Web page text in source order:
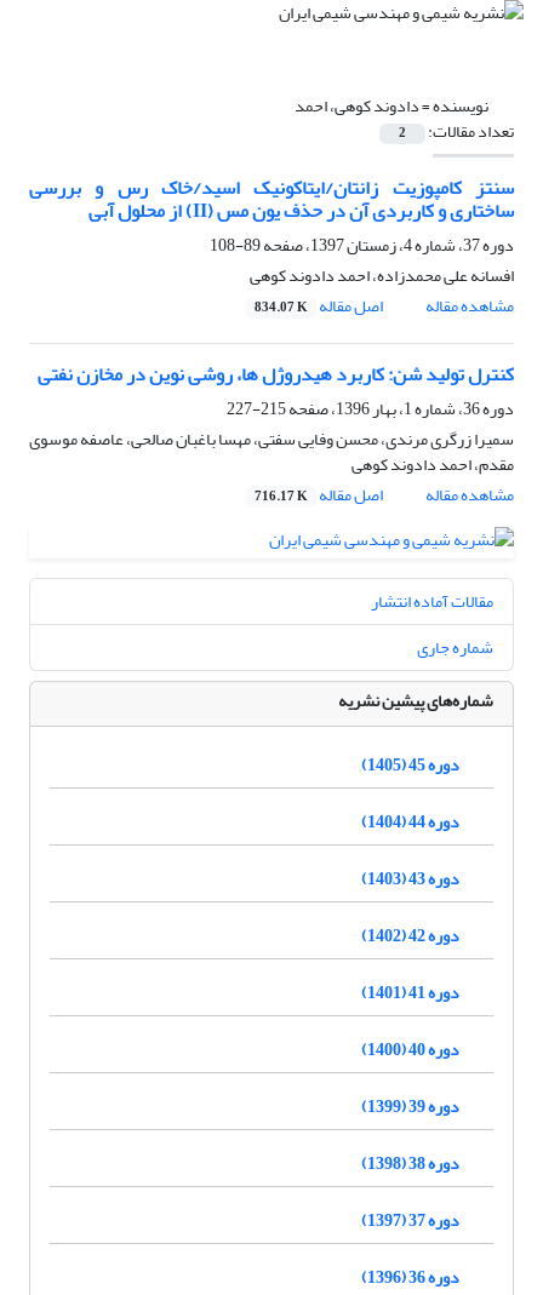
نویسنده =دادوند کوهی، احمد
تعداد مقالات: 2
سنتز کامپوزیت زانتان/ایتاکونیک اسید/خاک رس و بررسی
ساختاری و کاربردی آن در حذف یون مس (II) از محلول آبی
دوره 37، شماره 4، زمستان 1397، صفحه
89-108
افسانه علی محمدزاده، احمد دادوند کوهی
مشاهده مقاله
اصل مقاله 834.07 K
کنترل تولید شن: کاربرد هیدروژل ها، روشی نوین در مخازن نفتی
دوره 36، شماره 1، بهار 1396، صفحه
215-227
سمیرا زرگری مرندی، محسن وفایی سفتی، مهسا باغبان صالحی، عاصفه موسوی
مقدم، احمد دادوند کوهی
مشاهده مقاله
اصل مقاله 716.17 K
مقالات آماده انتشار
شماره جاری
شماره‌های پیشین نشریه
دوره 45 (1405)
دوره 44 (1404)
دوره 43 (1403)
دوره 42 (1402)
دوره 41 (1401)
دوره 40 (1400)
دوره 39 (1399)
دوره 38 (1398)
دوره 37 (1397)
دوره 36 (1396)